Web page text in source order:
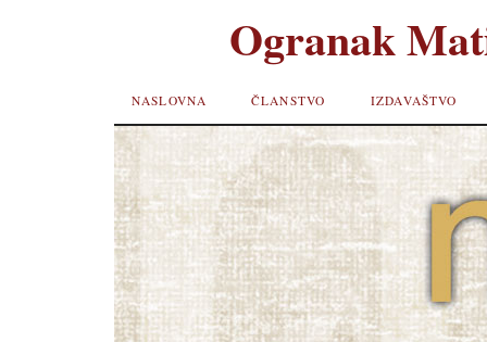
Ogranak
SKIP TO
CONTENT
NASLOVNA ČLANSTVO IZDAVAŠTVO